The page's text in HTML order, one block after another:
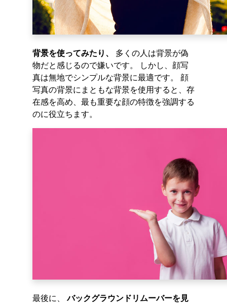
背景を使ってみたり、
多くの人は背景が偽
物だと感じるので嫌いです。 しかし、顔写
真は無地でシンプルな背景に最適です。 顔
写真の背景にまともな背景を使用すると、存
在感を高め、最も重要な顔の特徴を強調する
のに役立ちます。
最後に、バックグラウンドリムーバーを見